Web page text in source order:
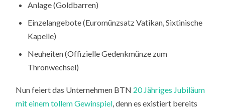
Anlage (Goldbarren)
Einzelangebote (Euromünzsatz Vatikan, Sixtinische
Kapelle)
Neuheiten (Offizielle Gedenkmünze zum
Thronwechsel)
Nun feiert das Unternehmen BTN 20 Jähriges Jubiläum
mit einem tollem Gewinspiel , denn es existiert bereits